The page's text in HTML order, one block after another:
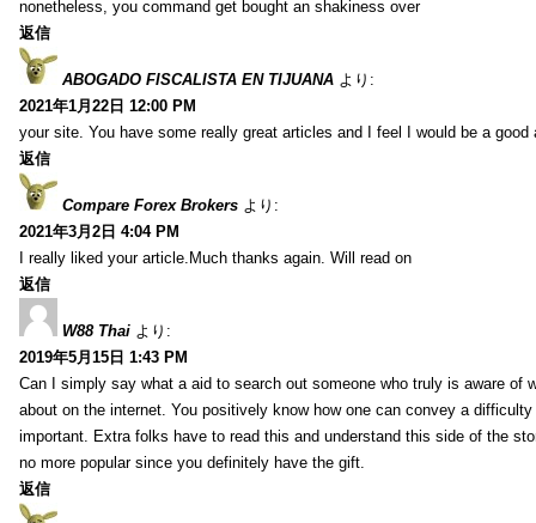
nonetheless, you command get bought an shakiness over
返信
ABOGADO FISCALISTA EN TIJUANA より:
2021年1月22日 12:00 PM
your site. You have some really great articles and I feel I would be a good
返信
Compare Forex Brokers より:
2021年3月2日 4:04 PM
I really liked your article.Much thanks again. Will read on
返信
W88 Thai より:
2019年5月15日 1:43 PM
Can I simply say what a aid to search out someone who truly is aware of
about on the internet. You positively know how one can convey a
important. Extra folks have to read this and understand this side of the
no more popular since you definitely have the gift.
返信